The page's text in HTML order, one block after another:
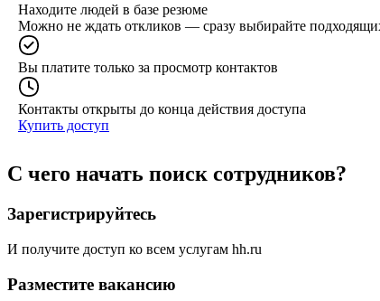
Находите людей в базе резюме
Можно не ждать откликов — сразу выбирайте
Вы платите только за просмотр контактов
Контакты открыты до конца действия доступа
Купить доступ
С чего начать поиск сотрудников?
Зарегистрируйтесь
И получите доступ ко всем услугам hh.ru
Разместите вакансию